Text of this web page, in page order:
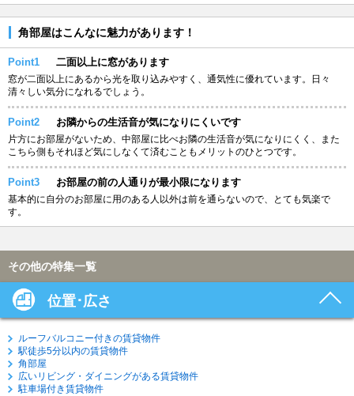
角部屋はこんなに魅力があります！
Point1 二面以上に窓があります
窓が二面以上にあるから光を取り込みやすく、通気性に優れています。日々
清々しい気分になれるでしょう。
Point2 お隣からの生活音が気になりにくいです
片方にお部屋がないため、中部屋に比べお隣の生活音が気になりにくく、また
こちら側もそれほど気にしなくて済むこともメリットのひとつです。
Point3 お部屋の前の人通りが最小限になります
基本的に自分のお部屋に用のある人以外は前を通らないので、とても気楽で
す。
その他の特集一覧
位置･広さ
ルーフバルコニー付きの賃貸物件
駅徒歩5分以内の賃貸物件
角部屋
広いリビング・ダイニングがある賃貸物件
駐車場付き賃貸物件